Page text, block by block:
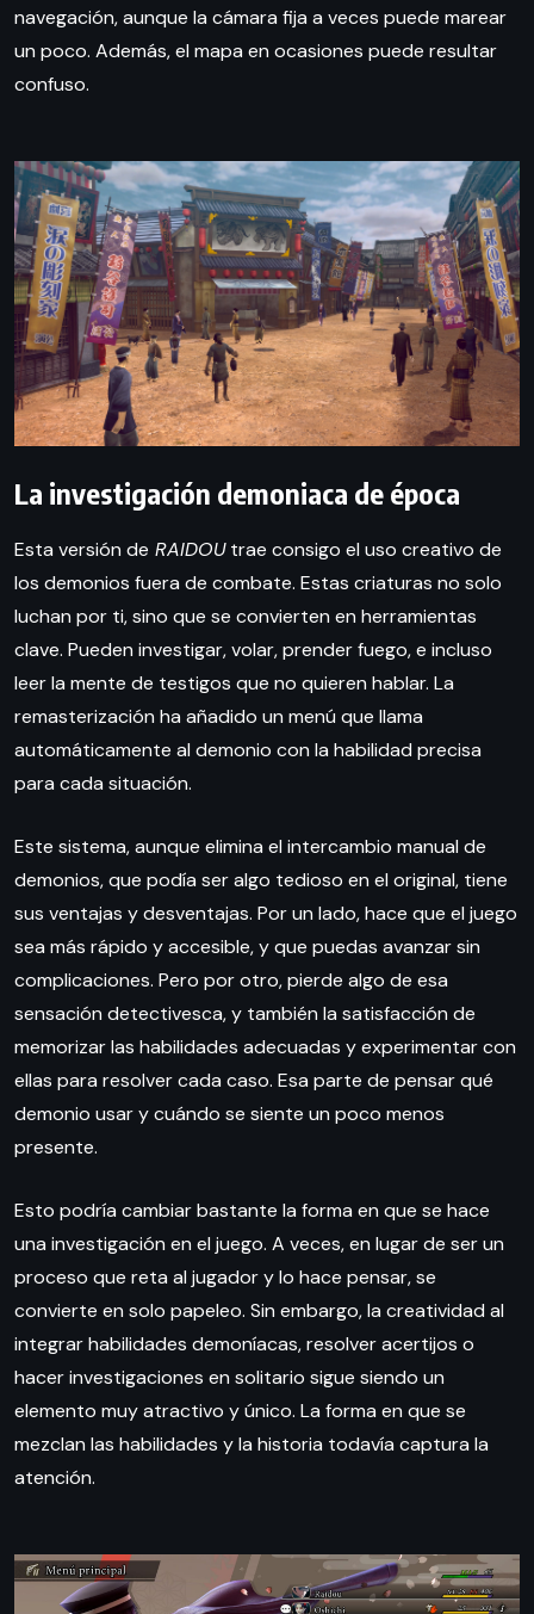
navegación, aunque la cámara fija a veces puede marear
un poco. Además, el mapa en ocasiones puede resultar
confuso.
La investigación demoniaca de época
Esta versión de RAIDOUtrae consigo el uso creativo de
los demonios fuera de combate. Estas criaturas no solo
luchan por ti, sino que se convierten en herramientas
clave. Pueden investigar, volar, prender fuego, e incluso
leer la mente de testigos que no quieren hablar. La
remasterización ha añadido un menú que llama
automáticamente al demonio con la habilidad precisa
para cada situación.
Este sistema, aunque elimina el intercambio manual de
demonios, que podía ser algo tedioso en el original, tiene
sus ventajas y desventajas. Por un lado, hace que el juego
sea más rápido y accesible, y que puedas avanzar sin
complicaciones. Pero por otro, pierde algo de esa
sensación detectivesca, y también la satisfacción de
memorizar las habilidades adecuadas y experimentar con
ellas para resolver cada caso. Esa parte de pensar qué
demonio usar y cuándo se siente un poco menos
presente.
Esto podría cambiar bastante la forma en que se hace
una investigación en el juego. A veces, en lugar de ser un
proceso que reta al jugador y lo hace pensar, se
convierte en solo papeleo. Sin embargo, la creatividad al
integrar habilidades demoníacas, resolver acertijos o
hacer investigaciones en solitario sigue siendo un
elemento muy atractivo y único. La forma en que se
mezclan las habilidades y la historia todavía captura la
atención.